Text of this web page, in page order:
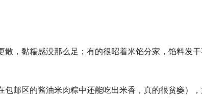
散，黏糯感没那么足；有的很昭着米馅分家，馅料发
包邮区的酱油米肉粽中还能吃出米香，真的很贫窭），